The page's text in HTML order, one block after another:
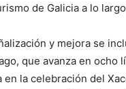
de Galicia a lo
y mejora se
que avanza en ocho
en la celebración del